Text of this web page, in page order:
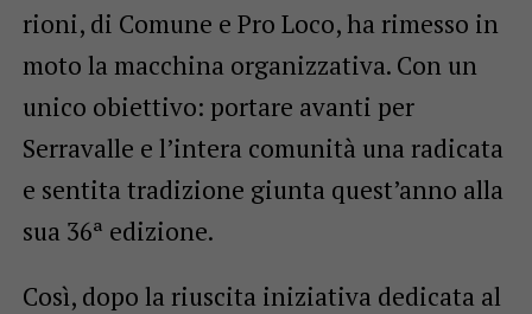
rioni, di Comune e Pro Loco, ha rimesso in
moto la macchina organizzativa. Con un
unico obiettivo: portare avanti per
Serravalle e l’intera comunità una radicata
e sentita tradizione giunta quest’anno alla
sua 36ª edizione.
Così, dopo la riuscita iniziativa dedicata al